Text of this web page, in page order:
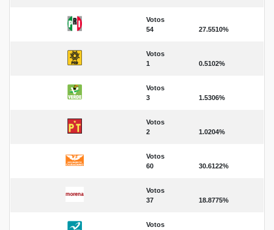
Votos
54
27.5510%
Votos
1
0.5102%
Votos
3
1.5306%
Votos
2
1.0204%
Votos
60
30.6122%
Votos
37
18.8775%
Votos